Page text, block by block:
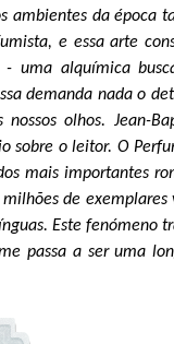
ambientes da época
e essa arte
uma alquímica
demanda nada o
olhos. Jean-
sobre o leitor. O
mais importantes
de exemplares
Este fenómeno
passa a ser uma